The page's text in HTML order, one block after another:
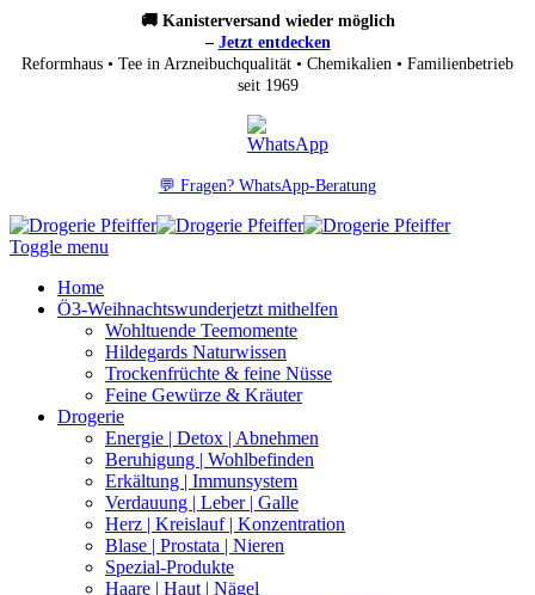
🚚 Kanisterversand wieder möglich
– Jetzt entdecken
Reformhaus • Tee in Arzneibuchqualität • Chemikalien • Familienbetrieb
seit 1969
💬 Fragen? WhatsApp-Beratung
Toggle menu
Home
Ö3-Weihnachtswunderjetzt mithelfen
Wohltuende Teemomente
Hildegards Naturwissen
Trockenfrüchte & feine Nüsse
Feine Gewürze & Kräuter
Drogerie
Energie | Detox | Abnehmen
Beruhigung | Wohlbefinden
Erkältung | Immunsystem
Verdauung | Leber | Galle
Herz | Kreislauf | Konzentration
Blase | Prostata | Nieren
Spezial-Produkte
Haare | Haut | Nägel